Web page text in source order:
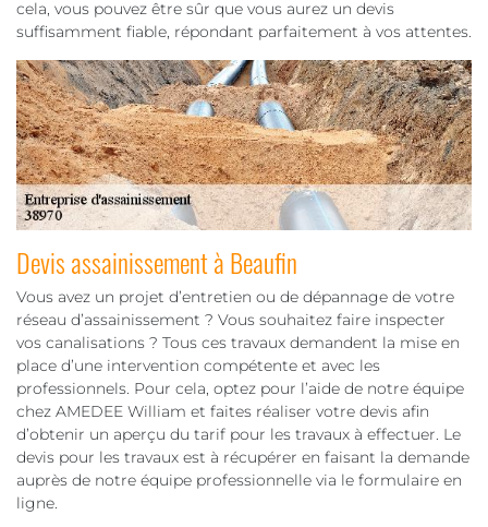
cela, vous pouvez être sûr que vous aurez un devis
suffisamment fiable, répondant parfaitement à vos attentes.
Devis assainissement à Beaufin
Vous avez un projet d’entretien ou de dépannage de votre
réseau d’assainissement ? Vous souhaitez faire inspecter
vos canalisations ? Tous ces travaux demandent la mise en
place d’une intervention compétente et avec les
professionnels. Pour cela, optez pour l’aide de notre équipe
chez AMEDEE William et faites réaliser votre devis afin
d’obtenir un aperçu du tarif pour les travaux à effectuer. Le
devis pour les travaux est à récupérer en faisant la demande
auprès de notre équipe professionnelle via le formulaire en
ligne.